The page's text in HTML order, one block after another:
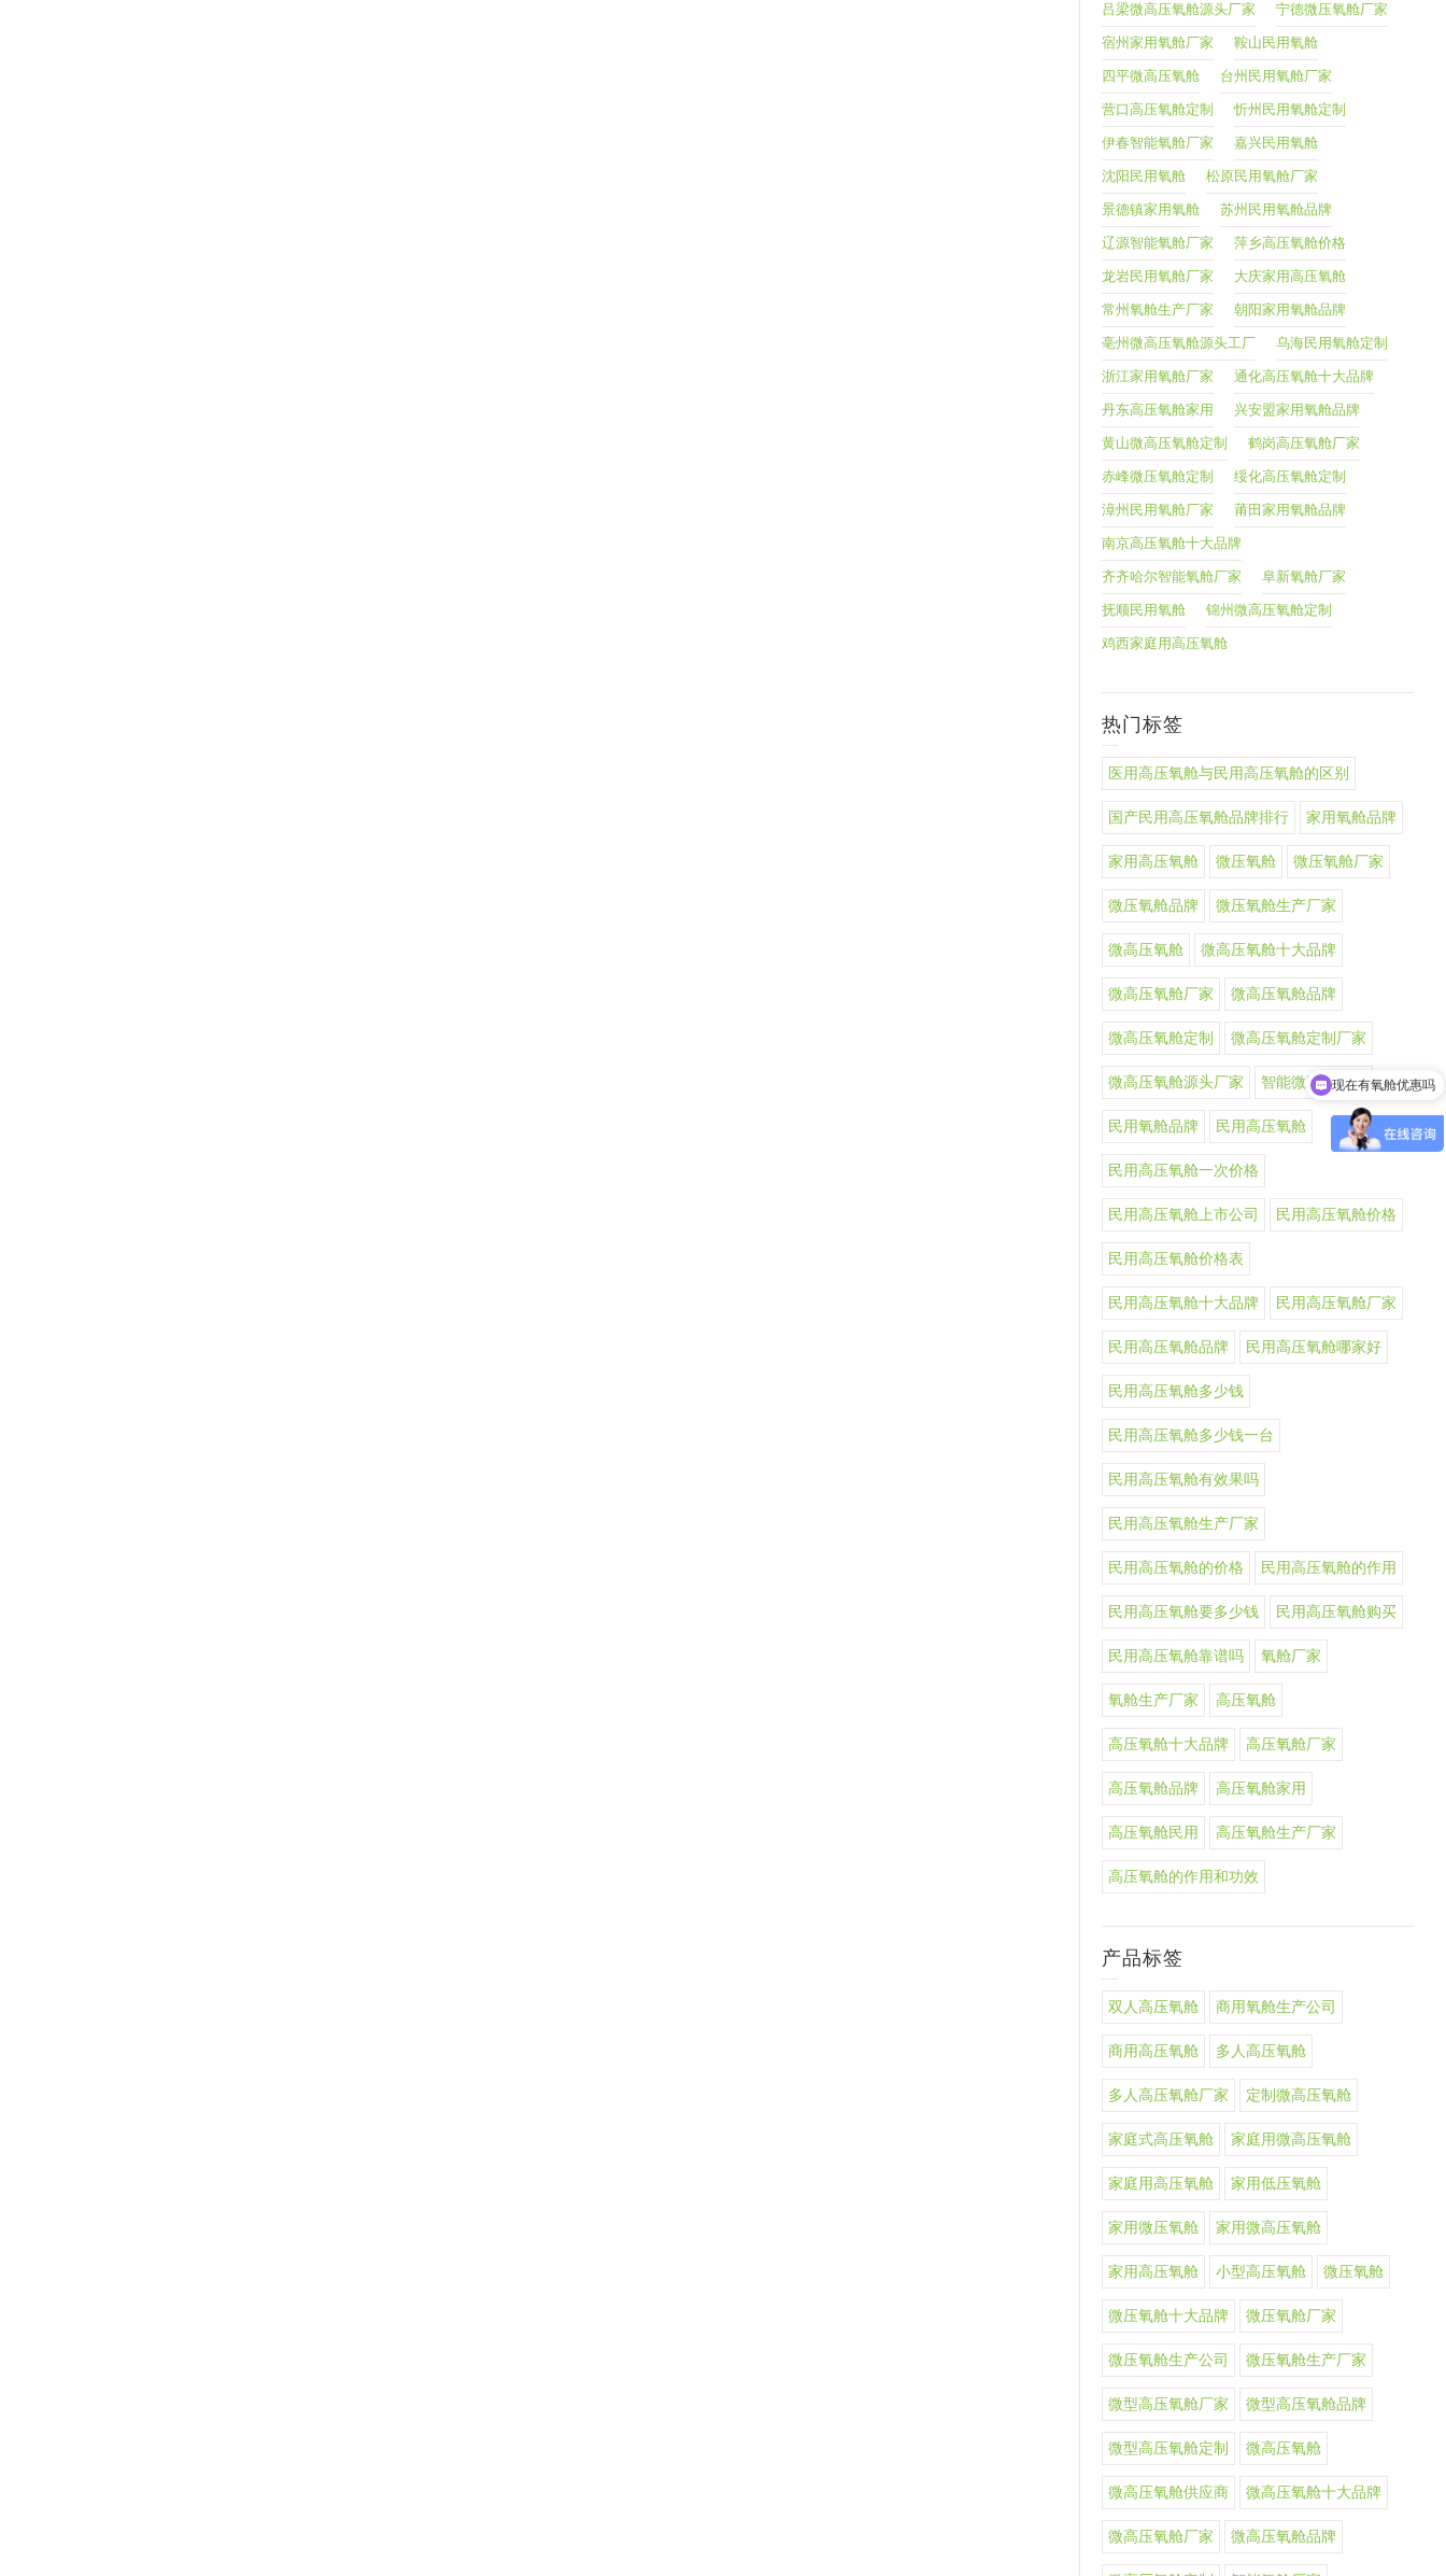
吕梁微高压氧舱源头厂家 宁德微压氧舱厂家
宿州家用氧舱厂家 鞍山民用氧舱
四平微高压氧舱 台州民用氧舱厂家
营口高压氧舱定制 忻州民用氧舱定制
伊春智能氧舱厂家 嘉兴民用氧舱
沈阳民用氧舱 松原民用氧舱厂家
景德镇家用氧舱 苏州民用氧舱品牌
辽源智能氧舱厂家 萍乡高压氧舱价格
龙岩民用氧舱厂家 大庆家用高压氧舱
常州氧舱生产厂家 朝阳家用氧舱品牌
亳州微高压氧舱源头工厂 乌海民用氧舱定制
浙江家用氧舱厂家 通化高压氧舱十大品牌
丹东高压氧舱家用 兴安盟家用氧舱品牌
黄山微高压氧舱定制 鹤岗高压氧舱厂家
赤峰微压氧舱定制 绥化高压氧舱定制
漳州民用氧舱厂家 莆田家用氧舱品牌
南京高压氧舱十大品牌
齐齐哈尔智能氧舱厂家 阜新氧舱厂家
抚顺民用氧舱 锦州微高压氧舱定制
鸡西家庭用高压氧舱
热门标签
医用高压氧舱与民用高压氧舱的区别
国产民用高压氧舱品牌排行 家用氧舱品牌
家用高压氧舱 微压氧舱 微压氧舱厂家
微压氧舱品牌 微压氧舱生产厂家
微高压氧舱 微高压氧舱十大品牌
微高压氧舱厂家 微高压氧舱品牌
微高压氧舱定制 微高压氧舱定制厂家
微高压氧舱源头厂家 智能微高压氧舱
民用氧舱品牌 民用高压氧舱
民用高压氧舱一次价格
民用高压氧舱上市公司 民用高压氧舱价格
民用高压氧舱价格表
民用高压氧舱十大品牌 民用高压氧舱厂家
民用高压氧舱品牌 民用高压氧舱哪家好
民用高压氧舱多少钱
民用高压氧舱多少钱一台
民用高压氧舱有效果吗
民用高压氧舱生产厂家
民用高压氧舱的价格 民用高压氧舱的作用
民用高压氧舱要多少钱 民用高压氧舱购买
民用高压氧舱靠谱吗 氧舱厂家
氧舱生产厂家 高压氧舱
高压氧舱十大品牌 高压氧舱厂家
高压氧舱品牌 高压氧舱家用
高压氧舱民用 高压氧舱生产厂家
高压氧舱的作用和功效
产品标签
双人高压氧舱 商用氧舱生产公司
商用高压氧舱 多人高压氧舱
多人高压氧舱厂家 定制微高压氧舱
家庭式高压氧舱 家庭用微高压氧舱
家庭用高压氧舱 家用低压氧舱
家用微压氧舱 家用微高压氧舱
家用高压氧舱 小型高压氧舱 微压氧舱
微压氧舱十大品牌 微压氧舱厂家
微压氧舱生产公司 微压氧舱生产厂家
微型高压氧舱厂家 微型高压氧舱品牌
微型高压氧舱定制 微高压氧舱
微高压氧舱供应商 微高压氧舱十大品牌
微高压氧舱厂家 微高压氧舱品牌
现在有氧舱优惠吗